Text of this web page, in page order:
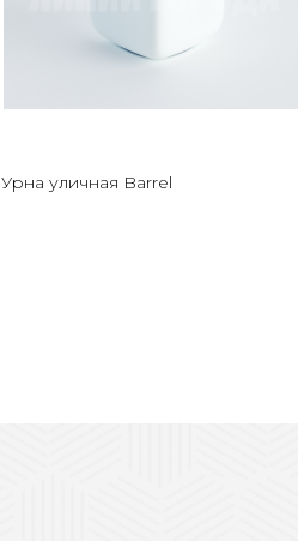
Урна уличная Barrel